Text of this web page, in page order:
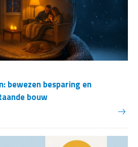
bewezen besparing en
bouw